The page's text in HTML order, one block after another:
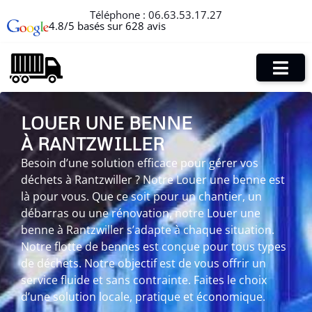
Téléphone : 06.63.53.17.27
4.8/5 basés sur 628 avis
LOUER UNE BENNE
À RANTZWILLER
Besoin d’une solution efficace pour gérer vos
déchets à Rantzwiller ? Notre Louer une benne est
là pour vous. Que ce soit pour un chantier, un
débarras ou une rénovation, notre Louer une
benne à Rantzwiller s’adapte à chaque situation.
Notre flotte de bennes est conçue pour tous types
de déchets. Notre objectif est de vous offrir un
service fluide et sans contrainte. Faites le choix
d’une solution locale, pratique et économique.